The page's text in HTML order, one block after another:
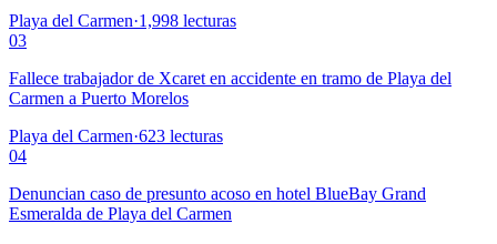
Playa del Carmen·1,998 lecturas
03
Fallece trabajador de Xcaret en accidente en tramo de Playa del
Carmen a Puerto Morelos
Playa del Carmen·623 lecturas
04
Denuncian caso de presunto acoso en hotel BlueBay Grand
Esmeralda de Playa del Carmen